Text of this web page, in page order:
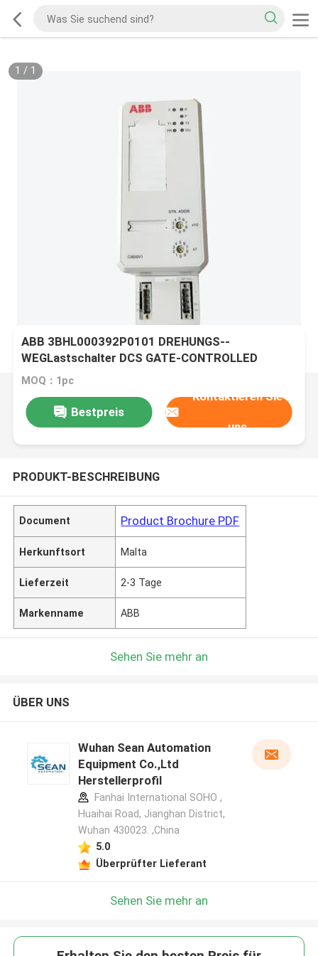
1 / 1
ABB 3BHL000392P0101 DREHUNGS--
WEGLastschalter DCS GATE-CONTROLLED
MOQ：1pc
Bestpreis
Kontaktieren Sie
uns
PRODUKT-BESCHREIBUNG
Document Product Brochure PDF
Herkunftsort Malta
Lieferzeit 2-3 Tage
Markenname ABB
Sehen Sie mehr an
ÜBER UNS
Wuhan Sean Automation
Equipment Co.,Ltd
Herstellerprofil
Fanhai International SOHO ,
Huaihai Road, Jianghan District,
Wuhan 430023. ,China
5.0
Überprüfter Lieferant
Sehen Sie mehr an